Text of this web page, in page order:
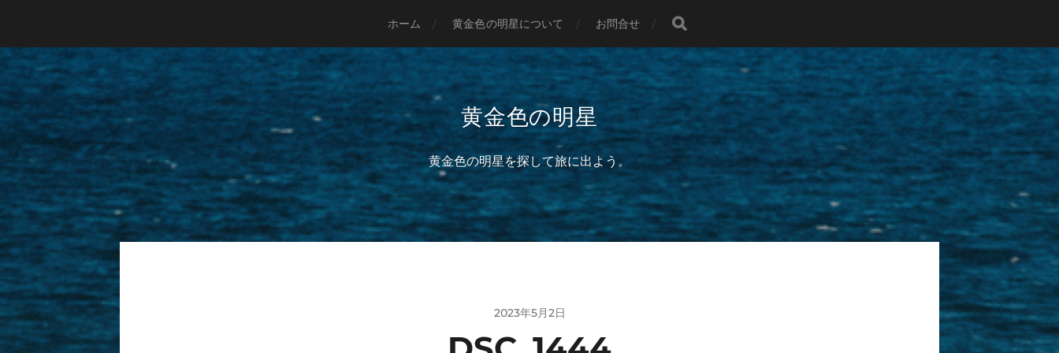
ホーム 黄金色の明星について お問合せ
黄金色の明星
黄金色の明星を探して旅に出よう。
2023年5月2日